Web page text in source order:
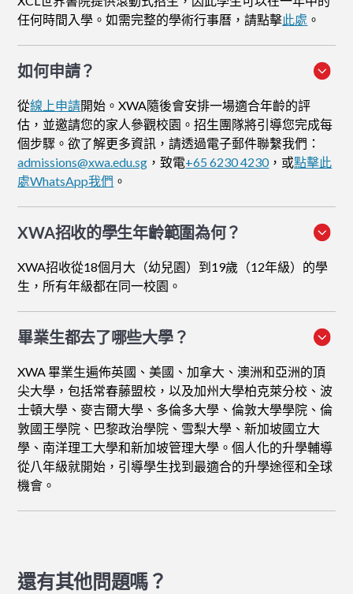
任何時間入學。如需完整的學術行事曆，請點擊此處 。
如何申請？
從線上申請開始。XWA隨後會安排一場適合年齡的評
估，並邀請您的家人參觀校園。招生團隊將引導您完成每
個步驟。欲了解更多資訊，請透過電子郵件聯繫我們：
admissions@xwa.edu.sg ，致電+65 6230 4230，或點擊此
處WhatsApp我們 。
XWA招收的學生年齡範圍為何？
XWA招收從18個月大（幼兒園）到19歲（12年級）的學
生，所有年級都在同一校園。
畢業生都去了哪些大學？
XWA 畢業生遍佈英國、美國、加拿大、澳洲和亞洲的頂
尖大學，包括常春藤盟校，以及加州大學柏克萊分校、波
士頓大學、麥吉爾大學、多倫多大學、倫敦大學學院、倫
敦國王學院、巴黎政治學院、雪梨大學、新加坡國立大
學、南洋理工大學和新加坡管理大學。個人化的升學輔導
從八年級就開始，引導學生找到最適合的升學途徑和全球
機會。
還有其他問題嗎？